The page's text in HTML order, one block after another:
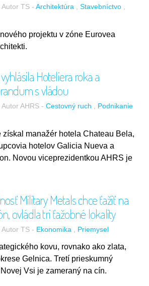
Autor TS-Architektúra
Stavebníctvo
projektu v zóne Eurovea
Hoteliera roka a
s vládou
Autor AHRS-Cestovný ruch
Podnikanie
získal manažér hotela Chateau Bela,
hotelov Galicia Nueva a
Novou viceprezidentkou AHRS je
Military Metals chce ťažiť na
ovládla tri ťažobné lokality
Autor TS- Ekonomika Priemysel
kovu, rovnako ako zlata,
Gelnica. Tretí prieskumný
Vsi je zameraný na cín.